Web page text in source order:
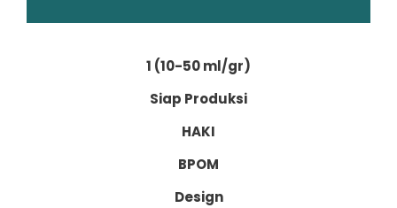
1 (10-50 ml/gr)
Siap Produksi
HAKI
BPOM
Design